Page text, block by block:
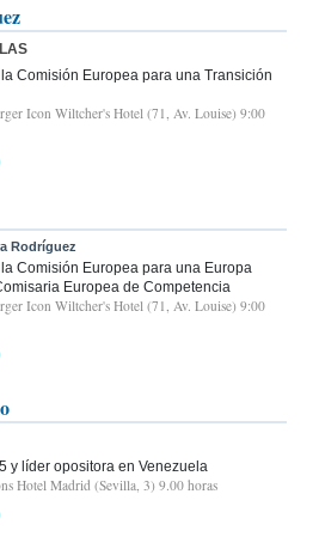
Comisión Europea para una Transición
Icon Wiltcher's Hotel (71, Av. Louise) 9:00
Rodríguez
Comisión Europea para una Europa
Europea de Competencia
Icon Wiltcher's Hotel (71, Av. Louise) 9:00
y líder opositora en Venezuela
Hotel Madrid (Sevilla, 3) 9.00 horas